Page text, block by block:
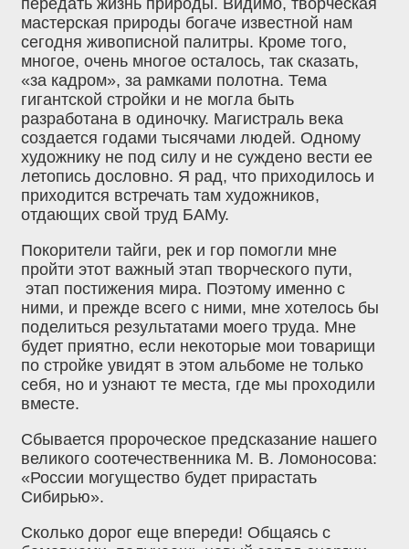
мастерская природы богаче известной нам
сегодня живописной палитры. Кроме того,
многое, очень многое осталось, так сказать,
«за кадром», за рамками полотна. Тема
гигантской стройки и не могла быть
разработана в одиночку. Магистраль века
создается годами тысячами людей. Одному
художнику не под силу и не суждено вести ее
летопись дословно. Я рад, что приходилось и
приходится встречать там художников,
отдающих свой труд БАМу.
Покорители тайги, рек и гор помогли мне
пройти этот важный этап творческого пути,
этап постижения мира. Поэтому именно с
ними, и прежде всего с ними, мне хотелось бы
поделиться результатами моего труда. Мне
будет приятно, если некоторые мои товарищи
по стройке увидят в этом альбоме не только
себя, но и узнают те места, где мы проходили
вместе.
Сбывается пророческое предсказание нашего
великого соотечественника М. В. Ломоносова:
«России могущество будет прирастать
Сибирью».
Сколько дорог еще впереди! Общаясь с